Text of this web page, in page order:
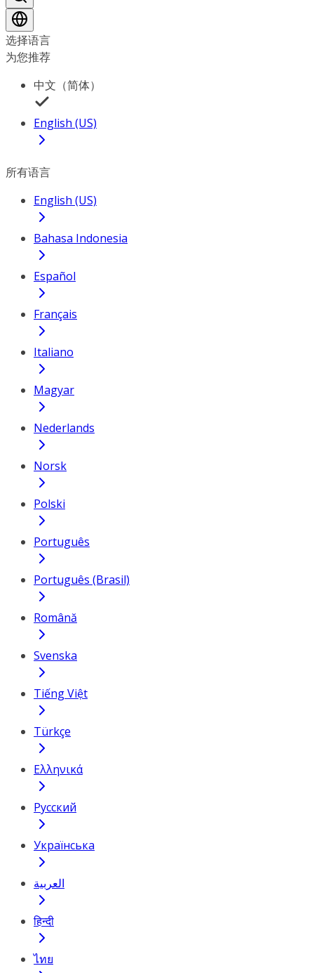
选择语言
为您推荐
中文（简体）
English (US)
所有语言
English (US)
Bahasa Indonesia
Español
Français
Italiano
Magyar
Nederlands
Norsk
Polski
Português
Português (Brasil)
Română
Svenska
Tiếng Việt
Türkçe
Ελληνικά
Русский
Українська
العربية
हिन्दी
ไทย